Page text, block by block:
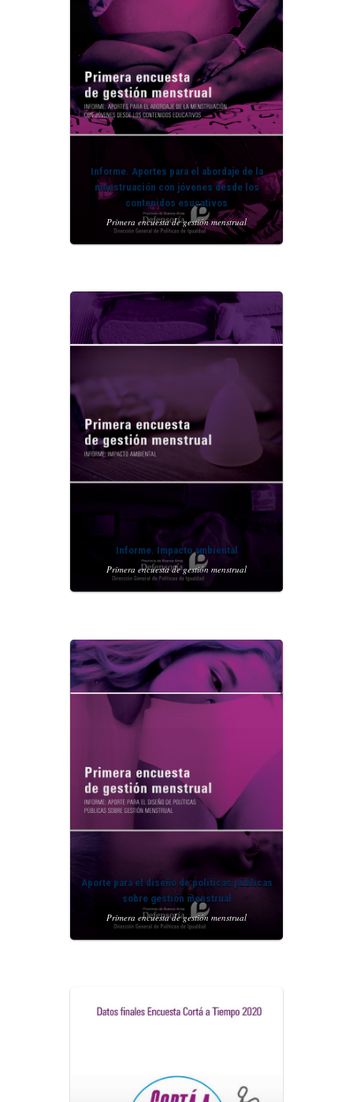
Informe. Aportes para el abordaje de la
menstruación con jóvenes desde los
contenidos esucativos
Primera encuesta de gestión menstrual
Informe. Impacto ambiental
Primera encuesta de gestión menstrual
Aporte para el diseño de políticas públicas
sobre gestión menstrual
Primera encuesta de gestión menstrual